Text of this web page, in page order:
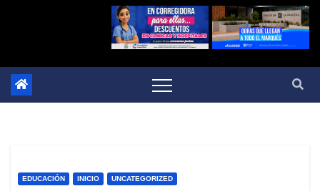
EDUCACIÓN INICIO UNCATEGORIZED